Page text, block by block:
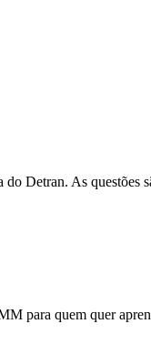
Detran. As questões
para quem quer